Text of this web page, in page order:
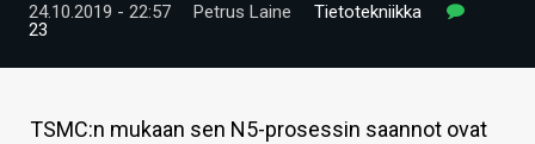
TIETOA
HINTA.FI
KAUPPA
24.10.2019 - 22:57 Petrus Laine
Tietotekniikka
23
TSMC:n mukaan sen N5-prosessin saannot ovat